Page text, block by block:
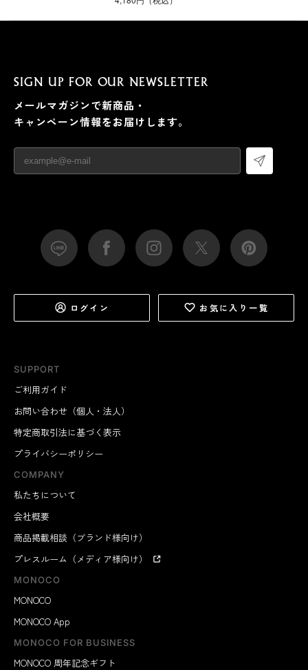
SUPPORT
ご利用ガイド
お問い合わせ（個人・法人）
特定商取引法に基づく表示
プライバシーポリシー
COMPANY
私たちについて
会社概要
商品掲載相談（ブランド様向け）
プレスルーム（メディア様向け）
MONOCO
MONOCO
MONOCO App
MONOCO FOR BUSINESS
MONOCO 周年記念ギフト
SIGN UP FOR OUR NEWSLETTER
メールマガジンで新商品・
キャンペーン情報をお届けします。
ログイン お気に入り一覧